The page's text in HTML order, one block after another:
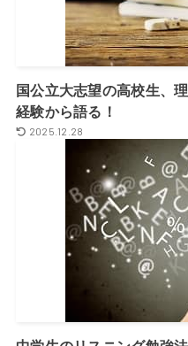
国公立大志望の高校生、
経験から語る！
2025.12.28